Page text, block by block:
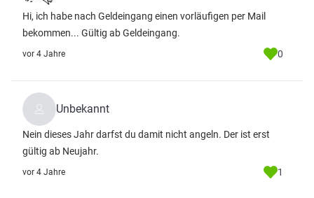
Hi, ich habe nach Geldeingang einen vorläufigen per Mail
bekommen... Gültig ab Geldeingang.
vor 4 Jahre 0
Unbekannt
Nein dieses Jahr darfst du damit nicht angeln. Der ist erst
gültig ab Neujahr.
vor 4 Jahre 1